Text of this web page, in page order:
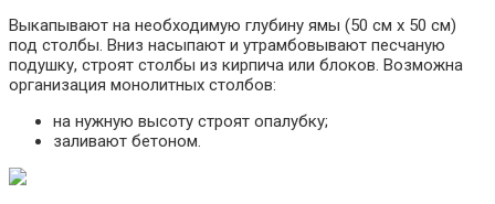
Выкапывают на необходимую глубину ямы (50 см х 50 см)
под столбы. Вниз насыпают и утрамбовывают песчаную
подушку, строят столбы из кирпича или блоков. Возможна
организация монолитных столбов:
на нужную высоту строят опалубку;
заливают бетоном.